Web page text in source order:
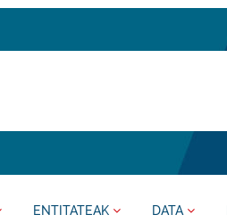
ENTITATEAK DATA